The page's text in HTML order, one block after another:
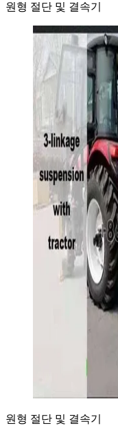
원형 절단 및 결속기
원형 절단 및 결속기